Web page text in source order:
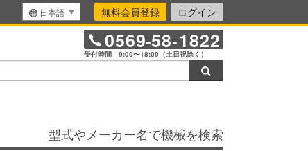
日本語 無料会員登録 ログイン
0569-58-1822
受付時間 9:00〜18:00（土日祝除く）
型式やメーカー名で機械を検索